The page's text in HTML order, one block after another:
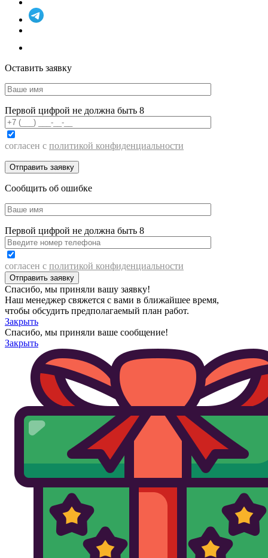
Оставить заявку
Первой цифрой не должна быть 8
согласен с политикой конфиденциальности
Сообщить об ошибке
Первой цифрой не должна быть 8
согласен с политикой конфиденциальности
Спасибо, мы приняли вашу заявку!
Наш менеджер свяжется с вами в ближайшее время,
чтобы обсудить предполагаемый план работ.
Закрыть
Спасибо, мы приняли ваше сообщение!
Закрыть